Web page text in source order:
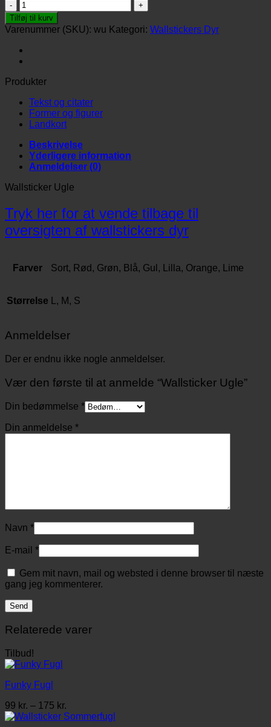
Wallsticker
Ugle
antal
Tilføj til kurv
Varenummer (SKU): wu Kategori: Wallstickers Dyr
Produkter
Tekst og citater
Former og figurer
Landkort
Beskrivelse
Yderligere information
Anmeldelser (0)
Wallsticker Ugle
Tryk her for at vende tilbage til
oversigten af wallstickers dyr
Farver Sort, Rød, Grøn, Blå, Gul, Lilla, Orange, Lime
Størrelse L, M, S
Anmeldelser
Der er endnu ikke nogle anmeldelser.
Vær den første til at anmelde “Wallsticker Ugle”
Din bedømmelse *
Din anmeldelse *
Navn *
E-mail *
Gem mit navn, mail og websted i denne browser til næste
gang jeg kommenterer.
Relaterede varer
Tilbud!
Funky Fugl
99 kr. – 175 kr.
99 kr.